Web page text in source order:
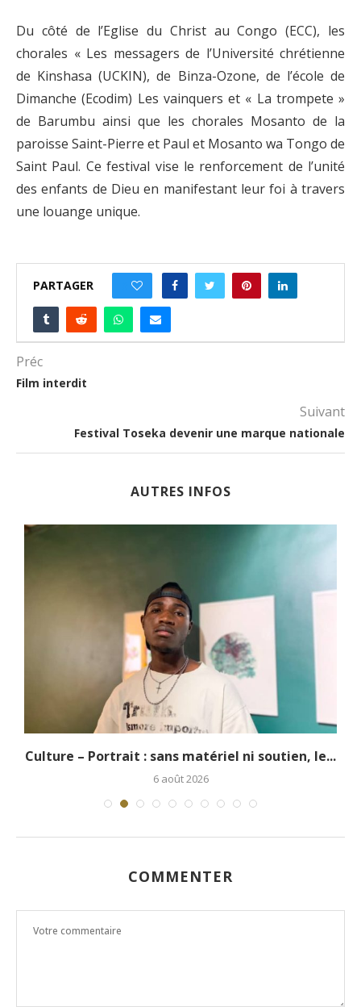
Du côté de l’Eglise du Christ au Congo (ECC), les
chorales « Les messagers de l’Université chrétienne
de Kinshasa (UCKIN), de Binza-Ozone, de l’école de
Dimanche (Ecodim) Les vainquers et « La trompete »
de Barumbu ainsi que les chorales Mosanto de la
paroisse Saint-Pierre et Paul et Mosanto wa Tongo de
Saint Paul. Ce festival vise le renforcement de l’unité
des enfants de Dieu en manifestant leur foi à travers
une louange unique.
PARTAGER
Préc
Film interdit
Suivant
Festival Toseka devenir une marque nationale
AUTRES INFOS
Culture – Portrait : sans matériel ni soutien, le...
6 août 2026
COMMENTER